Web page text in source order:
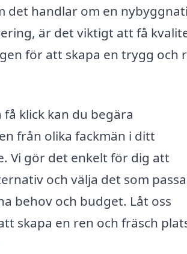
det handlar om en
är det viktigt att få
för att skapa en trygg och
få klick kan du begära
från olika fackmän i ditt
Vi gör det enkelt för dig att
och välja det som
behov och budget. Låt oss
skapa en ren och fräsch